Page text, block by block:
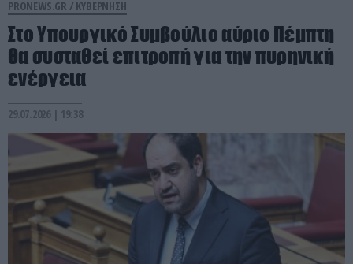
PRONEWS.GR / ΚΥΒΕΡΝΗΣΗ
Στο Υπουργικό Συμβούλιο αύριο Πέμπτη
θα συσταθεί επιτροπή για την πυρηνική
ενέργεια
29.07.2026 | 19:38